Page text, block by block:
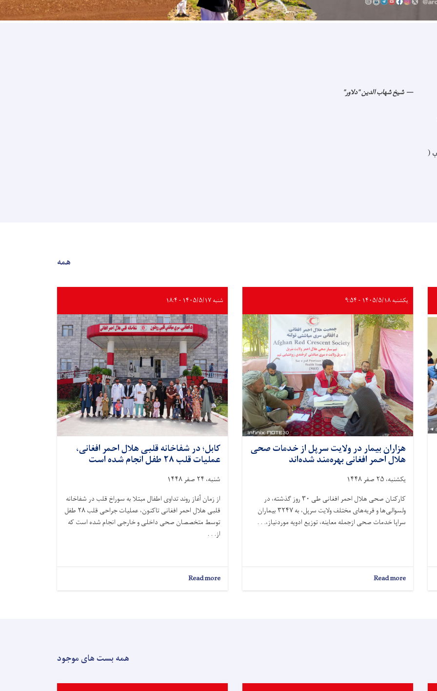
(
شیخ شهاب الدین "دلاور"
همه
یکشنبه ۱۴۰۵/۵/۱۸ - ۹:۵۴
هزاران بیمار در ولایت سرپل از خدمات صحی
هلال احمر افغانی بهره‌مند شده‌اند
یکشنبه، ۲۵ صفر ۱۴۴۸
کارکنان صحی هلال احمر افغانی طی ۳۰ روز گذشته، در
ولسوالی‌ها و قریه‌های مختلف ولایت سرپل، به ۳۲۴۷ بیماران
سراپا خدمات صحی ازجمله معاینه، توزیع ادویه موردنیاز،. . .
Read more
هزاران
افغانی
شنبه ۱۴۰۵/۵/۱۷ - ۱۸:۴
کابل؛ در شفاخانه قلبی هلال احمر افغانی،
عملیات قلب ۲۸ طفل انجام شده است
شنبه، ۲۴ صفر ۱۴۴۸
از زمان آغاز روند تداوی اطفال مبتلا به سوراخ قلب در شفاخانه
قلبی هلال احمر افغانی تاکنون، عملیات جراحی قلب ۲۸ طفل
توسط متخصصان صحی داخلی و خارجی انجام شده است که
از. . .
Read more
کابل؛
طفل
همه بست های موجود